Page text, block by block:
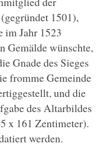
1501),
im Jahr 1523
Gemälde wünschte,
Gnade des Sieges
fromme Gemeinde
und die
des Altarbildes
x 161 Zentimeter).
werden.